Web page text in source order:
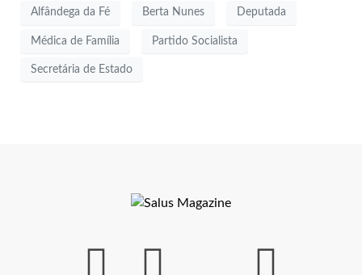
Alfândega da Fé Berta Nunes Deputada
Médica de Família Partido Socialista
Secretária de Estado